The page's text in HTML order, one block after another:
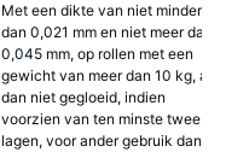
Met een dikte van niet minder
dan 0,021 mm en niet meer dan
0,045 mm, op rollen met een
gewicht van meer dan 10 kg, al
dan niet gegloeid, indien
voorzien van ten minste twee
lagen, voor ander gebruik dan